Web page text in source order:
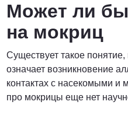
Может ли
на мокриц
Существует такое понятие,
означает возникновение
контактах с насекомыми и
про мокрицы еще нет